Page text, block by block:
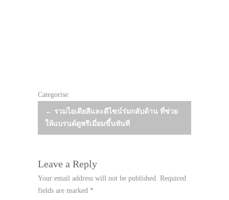
Categorise:
Post
navigation
← รวมไอเดียสีและดีไซน์ร่มกลับด้าน ที่ช่วย
ให้แบรนด์ดูพรีเมี่ยมขึ้นทันที
Leave a Reply
Your email address will not be published. Required
fields are marked *